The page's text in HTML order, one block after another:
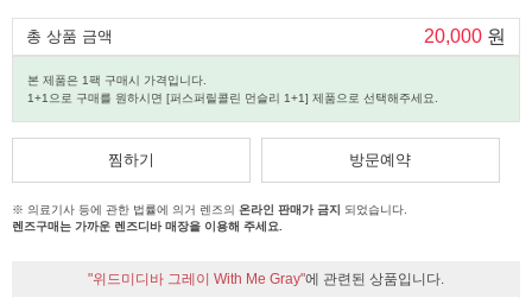
총 상품 금액 20,000원
본 제품은 1팩 구매시 가격입니다.
1+1으로 구매를 원하시면 [퍼스퍼릴콜린 먼슬리 1+1] 제품으로 선택해주세요.
찜하기 방문예약
※ 의료기사 등에 관한 법률에 의거 렌즈의 온라인 판매가 금지
되었습니다.
렌즈구매는 가까운 렌즈디바 매장을 이용해 주세요.
"위드미디바 그레이 With Me Gray"에 관련된 상품입니다.